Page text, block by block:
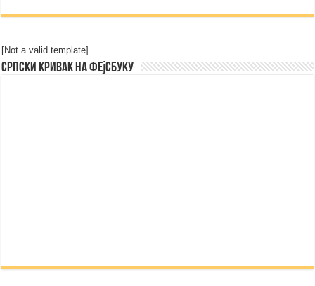
[Not a valid template]
Српски Кривак на Фејсбуку